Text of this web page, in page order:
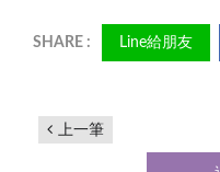
Line給朋友
上一筆